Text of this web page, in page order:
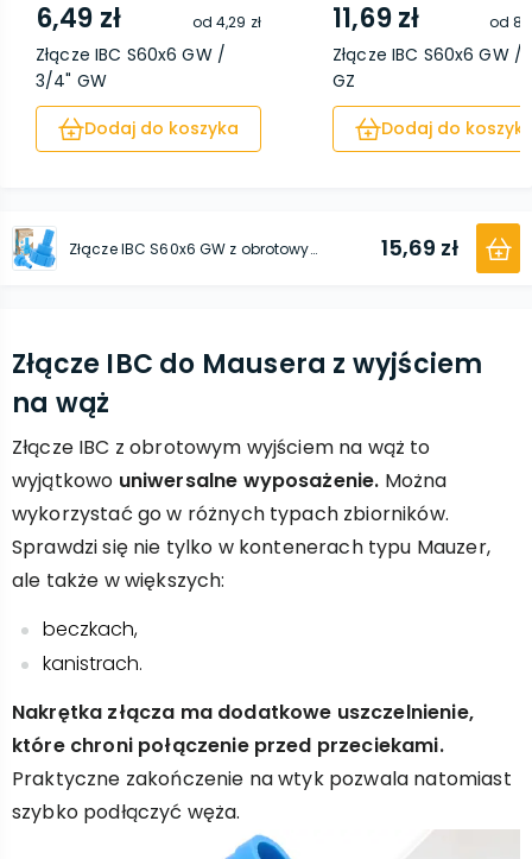
6,49 zł od4,29 zł
Złącze IBC S60x6 GW /
3/4" GW
Dodaj do koszyka
11,69 zł od
Złącze IBC S60x6 GW /
GZ
Dodaj do
Złącze IBC S60x6 GW z obrotowym wyjściem na wąż 1'' 15,69 zł
Złącze IBC do Mausera z wyjściem
na wąż
Złącze IBC z obrotowym wyjściem na wąż to
wyjątkowo uniwersalne wyposażenie. Można
wykorzystać go w różnych typach zbiorników.
Sprawdzi się nie tylko w kontenerach typu Mauzer,
ale także w większych:
beczkach,
kanistrach.
Nakrętka złącza ma dodatkowe uszczelnienie,
które chroni połączenie przed przeciekami.
Praktyczne zakończenie na wtyk pozwala natomiast
szybko podłączyć węża.